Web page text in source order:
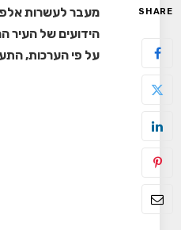
SHARE
הידועים של העיר
על פי הערכות, התערוכה הצומחת